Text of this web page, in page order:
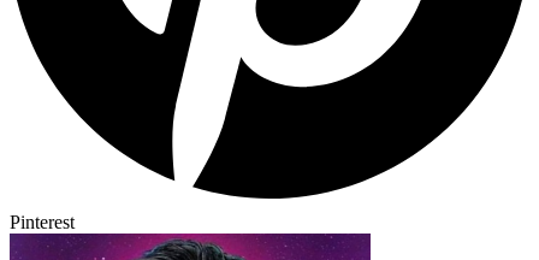
Pinterest